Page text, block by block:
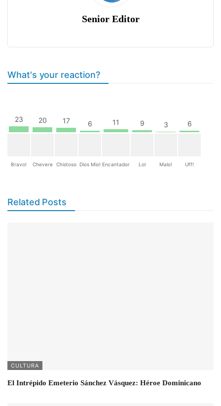
Senior Editor
What's your reaction?
23
Bravo!
20
Chevere
17
Chistoso
6
Dios Mio!
11
Encantador
9
Lol
3
Malo!
6
Uff!
Related Posts
CULTURA
El Intrépido Emeterio Sánchez Vásquez: Héroe Dominicano